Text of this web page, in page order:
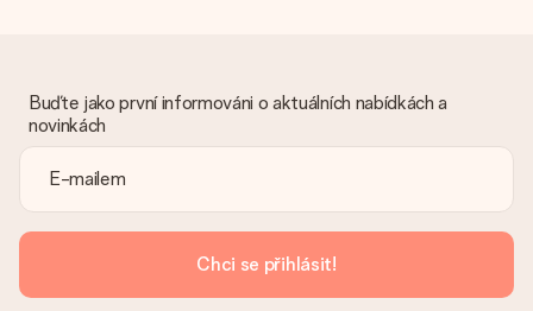
vhodné řešení.
Je faktura odeslána spolu s objednávkou?
vždy v potvrzovacím e-mailu a vždy ji najdete ve svém účtu
MySurprise. To znamená, že můžete dar doručit přímo
příjemci, což je opravdovým překvapením!
Buďte jako první informováni o aktuálních nabídkách a
novinkách
Chci se přihlásit!